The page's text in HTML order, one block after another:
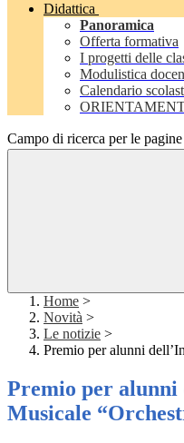
Didattica
Panoramica
Offerta formativa
I progetti delle
Modulistica
Calendario
Campo di ricerca per le
Home >
Novità >
Le notizie >
Premio per alunni
Premio per alunni
Musicale